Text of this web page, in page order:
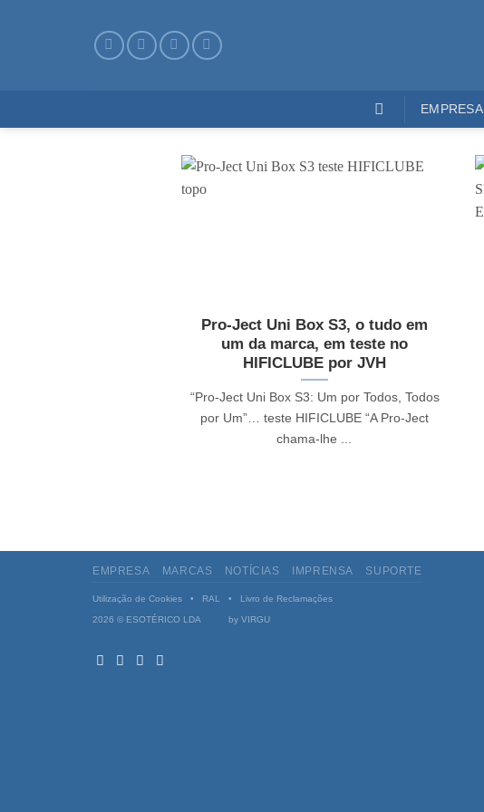
EMPRESA
Pro-Ject Uni Box S3, o tudo em
um da marca, em teste no
HIFICLUBE por JVH
“Pro-Ject Uni Box S3: Um por Todos, Todos
por Um”… teste HIFICLUBE “A Pro-Ject
chama-lhe ...
EMPRESA MARCAS NOTÍCIAS IMPRENSA SUPORTE
Utilização de Cookies • RAL • Livro de Reclamações
2026 © ESOTÉRICO LDA by VIRGU